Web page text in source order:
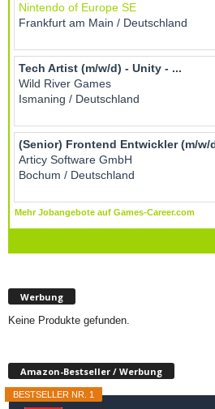
Werbung
Keine Produkte gefunden.
Amazon-Bestseller / Werbung
BESTSELLER NR. 1